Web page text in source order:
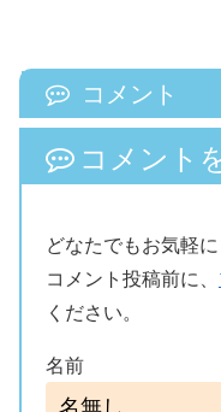
コメント
コメント
どなたでもお気軽
コメント投稿前に、
ください。
名前